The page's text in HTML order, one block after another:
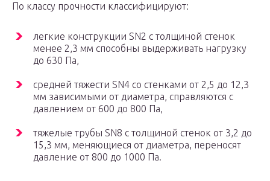
По классу прочности классифицируют:
легкие конструкции SN2 с толщиной стенок
менее 2,3 мм способны выдерживать нагрузку
до 630 Па,
средней тяжести SN4 со стенками от 2,5 до 12,3
мм зависимыми от диаметра, справляются с
давлением от 600 до 800 Па,
тяжелые трубы SN8 с толщиной стенок от 3,2 до
15,3 мм, меняющиеся от диаметра, переносят
давление от 800 до 1000 Па.